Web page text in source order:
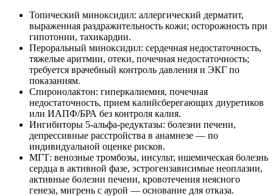
Топический миноксидил: аллергический дерматит,
выраженная раздражительность кожи; осторожность при
гипотонии, тахикардии.
Пероральный миноксидил: сердечная недостаточность,
тяжелые аритмии, отеки, почечная недостаточность;
требуется врачебный контроль давления и ЭКГ по
показаниям.
Спиронолактон: гиперкалиемия, почечная
недостаточность, прием калийсберегающих диуретиков
или ИАПФ/БРА без контроля калия.
Ингибиторы 5-альфа-редуктазы: болезни печени,
депрессивные расстройства в анамнезе — по
индивидуальной оценке рисков.
МГТ: венозные тромбозы, инсульт, ишемическая болезнь
сердца в активной фазе, эстрогензависимые неоплазии,
активные болезни печени, кровотечения неясного
генеза, мигрень с аурой — основание для отказа.